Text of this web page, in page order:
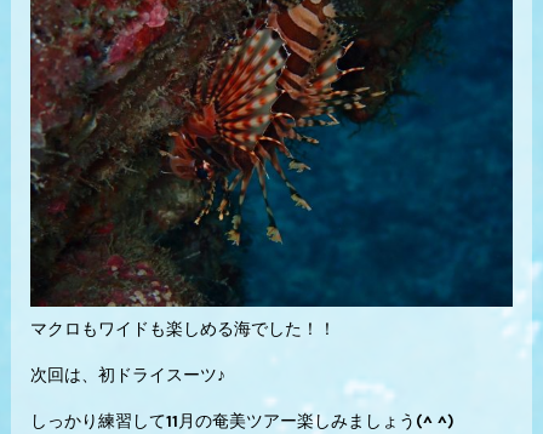
マクロもワイドも楽しめる海でした！！
次回は、初ドライスーツ♪
しっかり練習して11月の奄美ツアー楽しみましょう(^ ^)